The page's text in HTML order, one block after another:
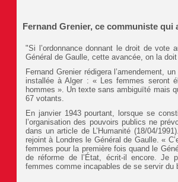
Fernand Grenier, ce communiste
"Si l’ordonnance donnant le droit de
Général de Gaulle, cette avancée, on la
Fernand Grenier rédigera l’amendement,
installée à Alger : « Les femmes seront
hommes ». Un texte sans ambiguïté mais
67 votants.
En janvier 1943 pourtant, lorsque se
l’organisation des pouvoirs publics ne
dans un article de L’Humanité (18/04/
rejoint à Londres le Général de Gaulle. «
femmes pour la première fois quand le
de réforme de l’État, écrit-il encore. Je
femmes comme incapables de se servir du